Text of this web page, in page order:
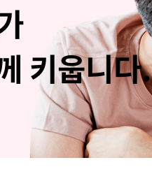
키웁니다.